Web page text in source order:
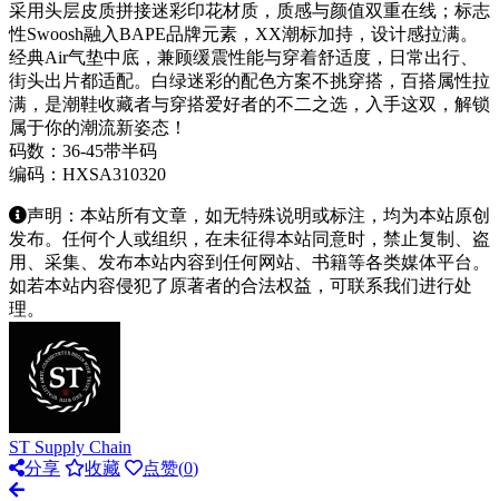
采用头层皮质拼接迷彩印花材质，质感与颜值双重在线；标志
性Swoosh融入BAPE品牌元素，XX潮标加持，设计感拉满。
经典Air气垫中底，兼顾缓震性能与穿着舒适度，日常出行、
街头出片都适配。白绿迷彩的配色方案不挑穿搭，百搭属性拉
满，是潮鞋收藏者与穿搭爱好者的不二之选，入手这双，解锁
属于你的潮流新姿态！
码数：36-45带半码
编码：HXSA310320
声明：本站所有文章，如无特殊说明或标注，均为本站原创
发布。任何个人或组织，在未征得本站同意时，禁止复制、盗
用、采集、发布本站内容到任何网站、书籍等各类媒体平台。
如若本站内容侵犯了原著者的合法权益，可联系我们进行处
理。
ST Supply Chain
分享
收藏 点赞(0)